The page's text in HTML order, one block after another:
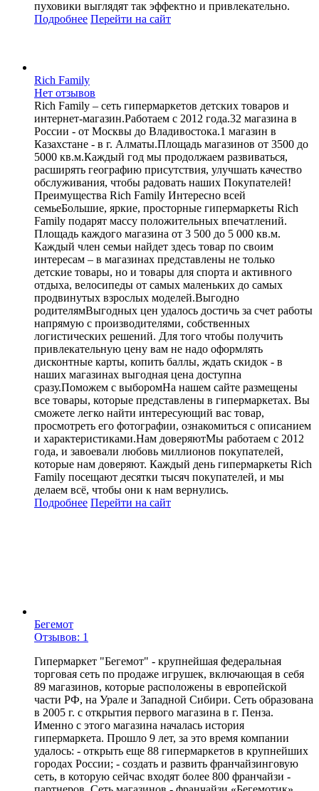
пуховики выглядят так эффектно и привлекательно.
Подробнее Перейти на сайт
Rich Family
Нет отзывов
Rich Family – сеть гипермаркетов детских товаров и
интернет-магазин.Работаем с 2012 года.32 магазина в
России - от Москвы до Владивостока.1 магазин в
Казахстане - в г. Алматы.Площадь магазинов от 3500 до
5000 кв.м.Каждый год мы продолжаем развиваться,
расширять географию присутствия, улучшать качество
обслуживания, чтобы радовать наших Покупателей!
Преимущества Rich Family Интересно всей
семьеБольшие, яркие, просторные гипермаркеты Rich
Family подарят массу положительных впечатлений.
Площадь каждого магазина от 3 500 до 5 000 кв.м.
Каждый член семьи найдет здесь товар по своим
интересам – в магазинах представлены не только
детские товары, но и товары для спорта и активного
отдыха, велосипеды от самых маленьких до самых
продвинутых взрослых моделей.Выгодно
родителямВыгодных цен удалось достичь за счет работы
напрямую с производителями, собственных
логистических решений. Для того чтобы получить
привлекательную цену вам не надо оформлять
дисконтные карты, копить баллы, ждать скидок - в
наших магазинах выгодная цена доступна
сразу.Поможем с выборомНа нашем сайте размещены
все товары, которые представлены в гипермаркетах. Вы
сможете легко найти интересующий вас товар,
просмотреть его фотографии, ознакомиться с описанием
и характеристиками.Нам доверяютМы работаем с 2012
года, и завоевали любовь миллионов покупателей,
которые нам доверяют. Каждый день гипермаркеты Rich
Family посещают десятки тысяч покупателей, и мы
делаем всё, чтобы они к нам вернулись.
Подробнее Перейти на сайт
Бегемот
Отзывов: 1
Гипермаркет "Бегемот" - крупнейшая федеральная
торговая сеть по продаже игрушек, включающая в себя
89 магазинов, которые расположены в европейской
части РФ, на Урале и Западной Сибири. Сеть образована
в 2005 г. с открытия первого магазина в г. Пенза.
Именно с этого магазина началась история
гипермаркета. Прошло 9 лет, за это время компании
удалось: - открыть еще 88 гипермаркетов в крупнейших
городах России; - создать и развить франчайзинговую
сеть, в которую сейчас входят более 800 франчайзи -